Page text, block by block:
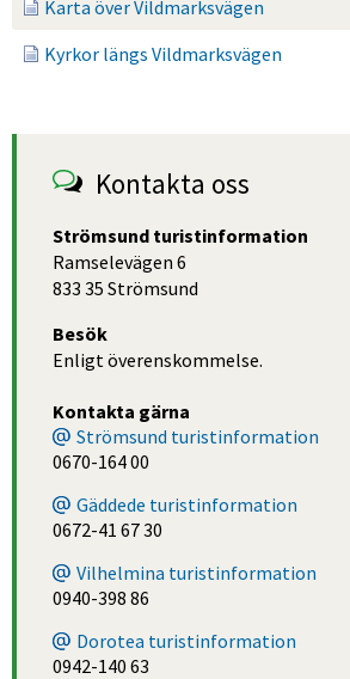
Karta över Vildmarksvägen
Kyrkor längs Vildmarksvägen
Kontakta oss
Strömsund turistinformation
Ramselevägen 6
833 35 Strömsund
Besök
Enligt överenskommelse.
Kontakta gärna
Strömsund turistinformation
0670-164 00
Gäddede turistinformation
0672-41 67 30
Vilhelmina turistinformation
0940-398 86
Dorotea turistinformation
0942-140 63